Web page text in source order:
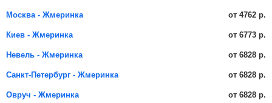
Москва - Жмеринка от 4762 р.
Киев - Жмеринка от 6773 р.
Невель - Жмеринка от 6828 р.
Санкт-Петербург - Жмеринка от 6828 р.
Овруч - Жмеринка от 6828 р.